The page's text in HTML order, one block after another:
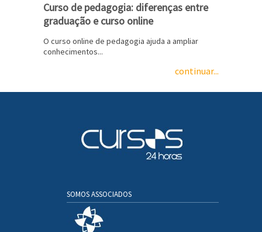
Curso de pedagogia: diferenças entre
graduação e curso online
O curso online de pedagogia ajuda a ampliar
conhecimentos...
continuar...
SOMOS ASSOCIADOS